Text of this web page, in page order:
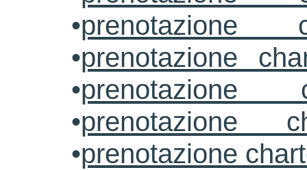
•prenotazione
•prenotazione
•prenotazione
•prenotazione
•prenotazione